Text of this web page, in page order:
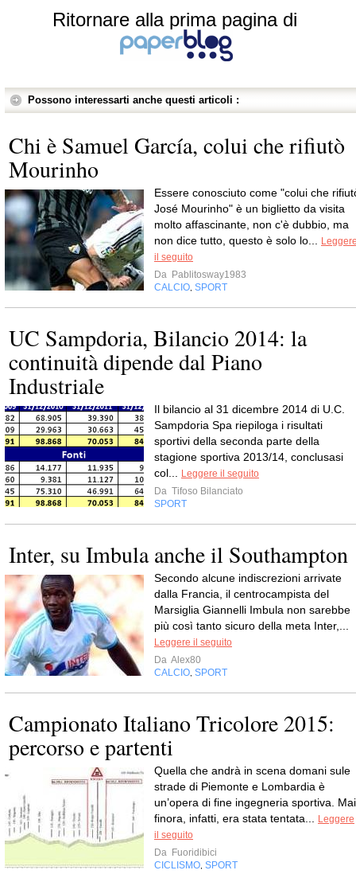
Ritornare alla prima pagina di
Possono interessarti anche questi articoli :
Chi è Samuel García, colui che rifiutò
Mourinho
Essere conosciuto come "colui che
José Mourinho" è un biglietto da visita
molto affascinante, non c'è dubbio, ma
non dice tutto, questo è solo lo...
il seguito
Da Pablitosway1983
CALCIO SPORT
UC Sampdoria, Bilancio 2014: la
continuità dipende dal Piano
Industriale
Il bilancio al 31 dicembre 2014 di U.C.
Sampdoria Spa riepiloga i risultati
sportivi della seconda parte della
stagione sportiva 2013/14, conclusasi
col...
Leggere il seguito
Da Tifoso Bilanciato
SPORT
Inter, su Imbula anche il Southampton
Secondo alcune indiscrezioni arrivate
dalla Francia, il centrocampista del
Marsiglia Giannelli Imbula non sarebbe
più così tanto sicuro della meta Inter,...
Leggere il seguito
Da Alex80
CALCIO SPORT
Campionato Italiano Tricolore 2015:
percorso e partenti
Quella che andrà in scena domani sule
strade di Piemonte e Lombardia è
un’opera di fine ingegneria sportiva. Mai
finora, infatti, era stata tentata...
Leggere
il seguito
Da Fuoridibici
CICLISMO SPORT